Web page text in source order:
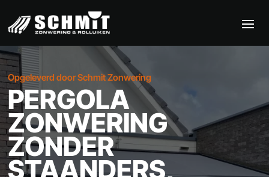
Opgeleverd door Schmit Zonwering
PERGOLA
ZONWERING
ZONDER
STAANDERS,